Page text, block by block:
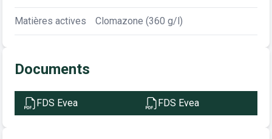
Matières actives Clomazone (360 g/l)
Documents
FDS Evea FDS Evea